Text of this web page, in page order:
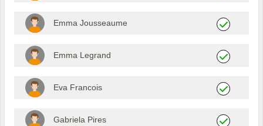
Emma Jousseaume
Emma Legrand
Eva Francois
Gabriela Pires